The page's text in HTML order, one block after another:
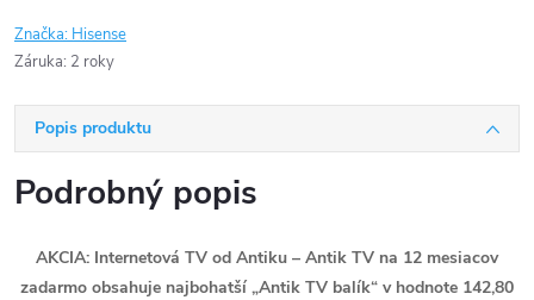
Značka: Hisense
Záruka: 2 roky
Popis produktu
Podrobný popis
AKCIA: Internetová TV od Antiku – Antik TV na 12 mesiacov
zadarmo obsahuje najbohatší „Antik TV balík“ v hodnote 142,80